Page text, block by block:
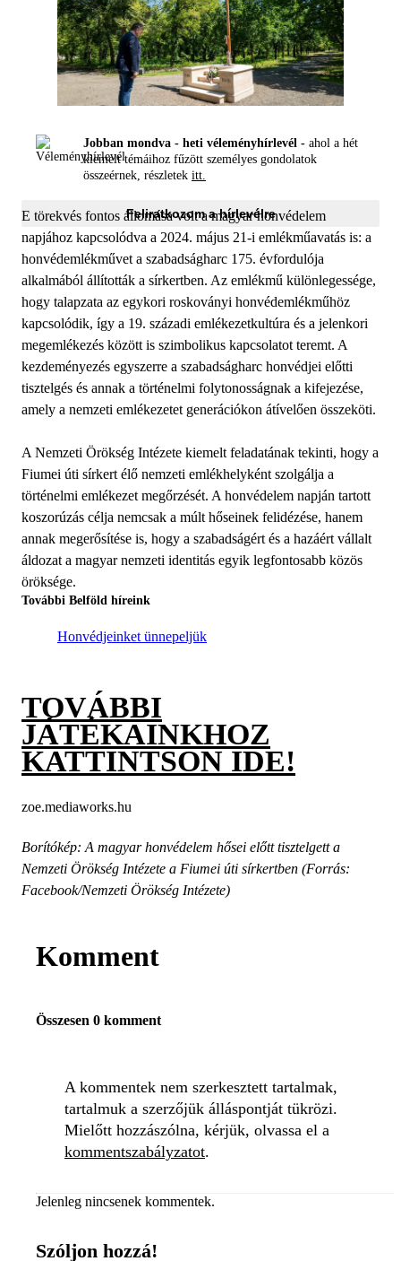
Jobban mondva - heti véleményhírlevél - ahol a hét
kiemelt témáihoz fűzött személyes gondolatok
összeérnek, részletek itt.
Feliratkozom a hírlevélre
E törekvés fontos állomása volt a magyar honvédelem
napjához kapcsolódva a 2024. május 21-i emlékműavatás is: a
honvédemlékművet a szabadságharc 175. évfordulója
alkalmából állították a sírkertben. Az emlékmű különlegessége,
hogy talapzata az egykori roskoványi honvédemlékműhöz
kapcsolódik, így a 19. századi emlékezetkultúra és a jelenkori
megemlékezés között is szimbolikus kapcsolatot teremt. A
kezdeményezés egyszerre a szabadságharc honvédjei előtti
tisztelgés és annak a történelmi folytonosságnak a kifejezése,
amely a nemzeti emlékezetet generációkon átívelően összeköti.
A Nemzeti Örökség Intézete kiemelt feladatának tekinti, hogy a
Fiumei úti sírkert élő nemzeti emlékhelyként szolgálja a
történelmi emlékezet megőrzését. A honvédelem napján tartott
koszorúzás célja nemcsak a múlt hőseinek felidézése, hanem
annak megerősítése is, hogy a szabadságért és a hazáért vállalt
áldozat a magyar nemzeti identitás egyik legfontosabb közös
öröksége.
További Belföld híreink
Honvédjeinket ünnepeljük
TOVÁBBI
JÁTÉKAINKHOZ
KATTINTSON IDE!
zoe.mediaworks.hu
Borítókép: A magyar honvédelem hősei előtt tisztelgett a
Nemzeti Örökség Intézete a Fiumei úti sírkertben (Forrás:
Facebook/Nemzeti Örökség Intézete)
Komment
Összesen 0 komment
A kommentek nem szerkesztett tartalmak,
tartalmuk a szerzőjük álláspontját tükrözi.
Mielőtt hozzászólna, kérjük, olvassa el a
kommentszabályzatot.
Jelenleg nincsenek kommentek.
Szóljon hozzá!